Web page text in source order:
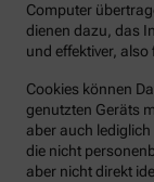
Computer
dienen dazu, das
und effektiver,
Cookies können
genutzten Geräts
aber auch
die nicht
aber nicht direkt